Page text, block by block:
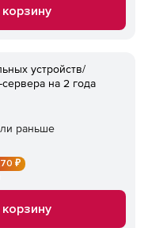
устройств/
на 2 года
раньше
₽